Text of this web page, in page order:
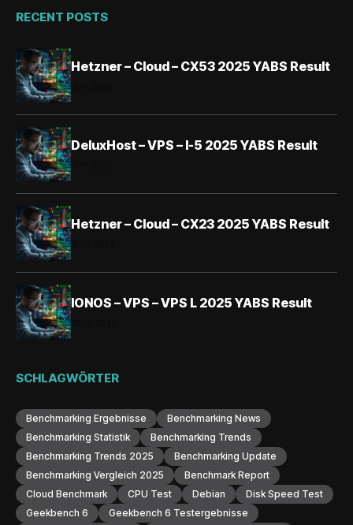
RECENT POSTS
Hetzner – Cloud – CX53 2025 YABS Result
DeluxHost – VPS – I-5 2025 YABS Result
Hetzner – Cloud – CX23 2025 YABS Result
IONOS – VPS – VPS L 2025 YABS Result
SCHLAGWÖRTER
Benchmarking Ergebnisse
Benchmarking News
Benchmarking Statistik
Benchmarking Trends
Benchmarking Trends 2025
Benchmarking Update
Benchmarking Vergleich 2025
Benchmark Report
Cloud Benchmark
CPU Test Debian
Disk Speed Test
Geekbench 6
Geekbench 6 Testergebnisse